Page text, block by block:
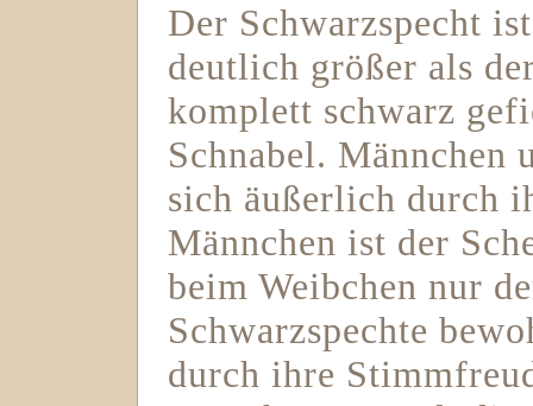
Der Schwarzspecht
deutlich größer als
komplett schwarz
Schnabel. Männchen
sich äußerlich durch
Männchen ist der
beim Weibchen nur
Schwarzspechte
durch ihre